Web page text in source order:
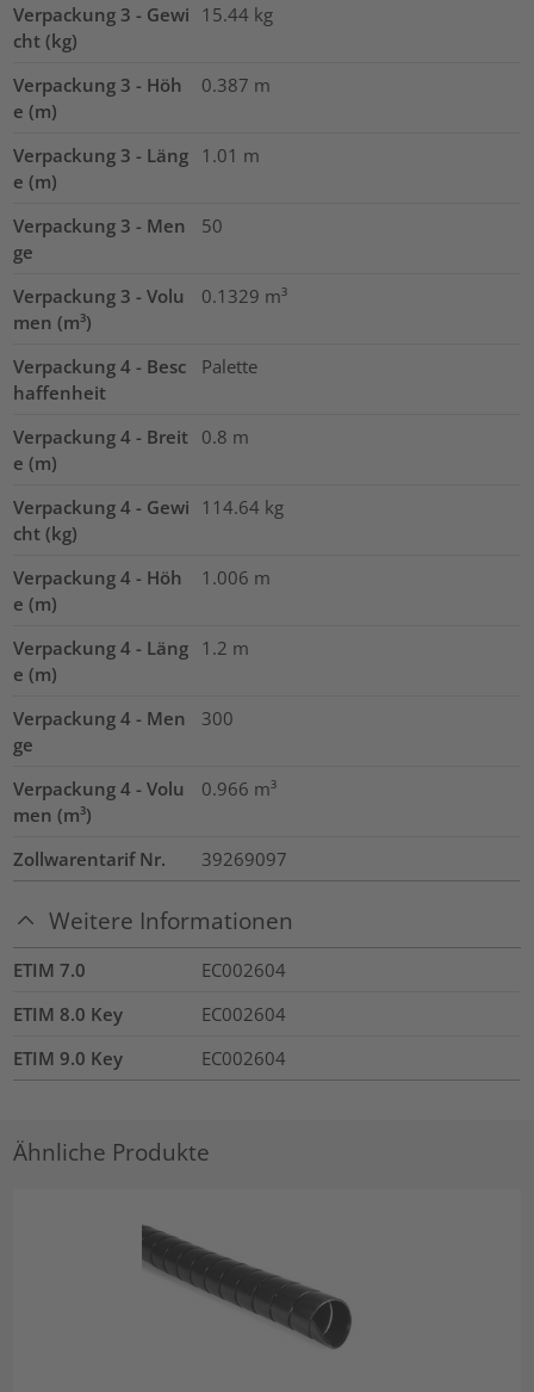
Verpackung 3 - Gewi
cht (kg)
15.44 kg
Verpackung 3 - Höh
e (m)
0.387 m
Verpackung 3 - Läng
e (m)
1.01 m
Verpackung 3 - Men
ge
50
Verpackung 3 - Volu
men (m³)
0.1329 m³
Verpackung 4 - Besc
haffenheit
Palette
Verpackung 4 - Breit
e (m)
0.8 m
Verpackung 4 - Gewi
cht (kg)
114.64 kg
Verpackung 4 - Höh
e (m)
1.006 m
Verpackung 4 - Läng
e (m)
1.2 m
Verpackung 4 - Men
ge
300
Verpackung 4 - Volu
men (m³)
0.966 m³
Zollwarentarif Nr. 39269097
Weitere Informationen
ETIM 7.0
EC002604
ETIM 8.0 Key
EC002604
ETIM 9.0 Key
EC002604
Ähnliche Produkte